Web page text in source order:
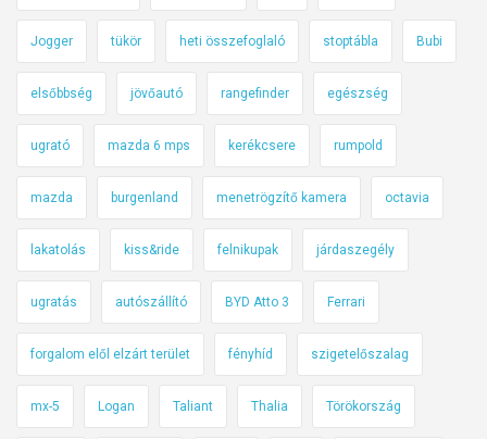
Jogger tükör heti összefoglaló stoptábla Bubi
elsőbbség jövőautó rangefinder egészség
ugrató mazda 6 mps kerékcsere rumpold
mazda burgenland menetrögzítő kamera octavia
lakatolás kiss&ride felnikupak járdaszegély
ugratás autószállító BYD Atto 3 Ferrari
forgalom elől elzárt terület fényhíd szigetelőszalag
mx-5 Logan Taliant Thalia Törökország